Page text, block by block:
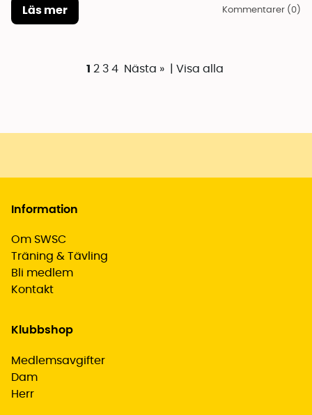
Läs mer Kommentarer (0)
1 2 3 4 Nästa » Visa alla
Information
Om SWSC
Träning & Tävling
Bli medlem
Kontakt
Klubbshop
Medlemsavgifter
Dam
Herr